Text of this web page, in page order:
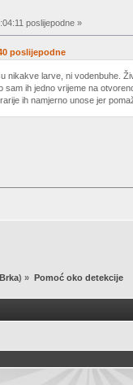
poslijepodne »
poslijepodne
nikakve larve, ni vodenbuhe.
sam ih jedno vrijeme na
ih namjerno unose jer
) » Pomoć oko detekcije